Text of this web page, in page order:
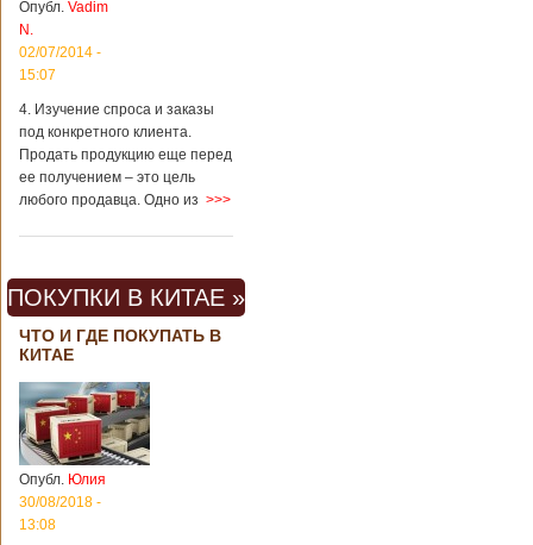
Опубл. Vadim
N.
02/07/2014 -
15:07
4. Изучение спроса и заказы
под конкретного клиента.
Продать продукцию еще перед
ее получением – это цель
любого продавца. Одно из >>>
ПОКУПКИ В КИТАЕ »
ЧТО И ГДЕ ПОКУПАТЬ В
КИТАЕ
Опубл. Юлия
30/08/2018 -
13:08